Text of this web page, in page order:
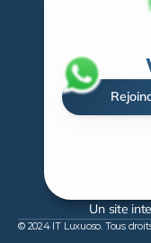
Un site
© 2024 IT Luxuoso. Tous